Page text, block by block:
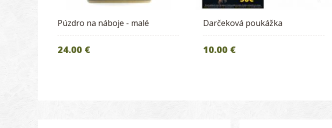
Púzdro na náboje - malé
24.00 €
Darčeková poukážka
10.00 €